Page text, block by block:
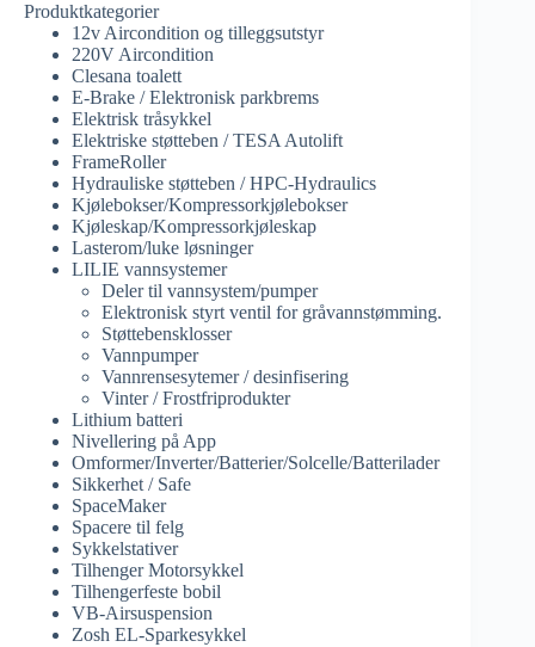
Produktkategorier
12v Aircondition og tilleggsutstyr
220V Aircondition
Clesana toalett
E-Brake / Elektronisk parkbrems
Elektrisk tråsykkel
Elektriske støtteben / TESA Autolift
FrameRoller
Hydrauliske støtteben / HPC-Hydraulics
Kjølebokser/Kompressorkjølebokser
Kjøleskap/Kompressorkjøleskap
Lasterom/luke løsninger
LILIE vannsystemer
Deler til vannsystem/pumper
Elektronisk styrt ventil for gråvannstømming.
Støttebensklosser
Vannpumper
Vannrensesytemer / desinfisering
Vinter / Frostfriprodukter
Lithium batteri
Nivellering på App
Omformer/Inverter/Batterier/Solcelle/Batterilader
Sikkerhet / Safe
SpaceMaker
Spacere til felg
Sykkelstativer
Tilhenger Motorsykkel
Tilhengerfeste bobil
VB-Airsuspension
Zosh EL-Sparkesykkel